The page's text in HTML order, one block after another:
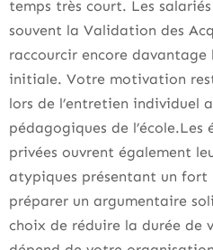
temps très court. Les
souvent la Validation des
raccourcir encore
initiale. Votre motivation
lors de l’entretien individuel
pédagogiques de l’école.Les
privées ouvrent également
atypiques présentant un fort
préparer un argumentaire
choix de réduire la durée de